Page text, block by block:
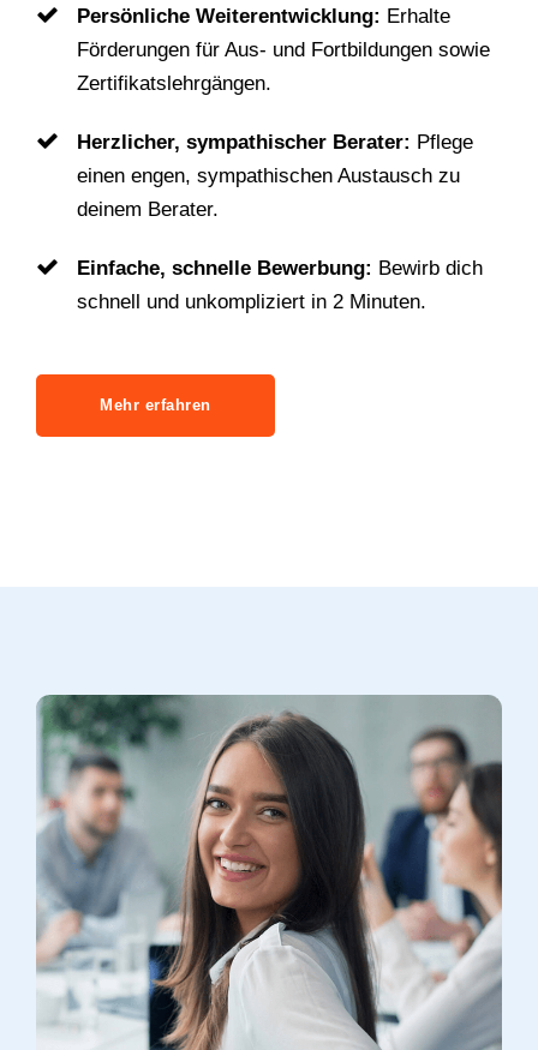
Persönliche Weiterentwicklung: Erhalte
Förderungen für Aus- und Fortbildungen sowie
Zertifikatslehrgängen.
Herzlicher, sympathischer Berater: Pflege
einen engen, sympathischen Austausch zu
deinem Berater.
Einfache, schnelle Bewerbung: Bewirb dich
schnell und unkompliziert in 2 Minuten.
Mehr erfahren